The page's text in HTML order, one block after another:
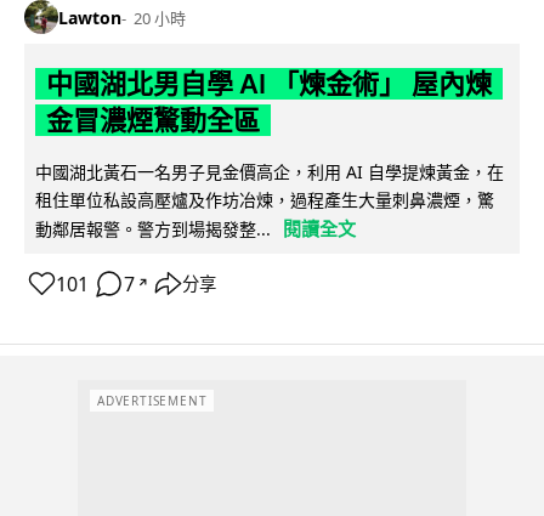
Lawton 20 小時
中國湖北男自學 AI 「煉金術」 屋內煉
金冒濃煙驚動全區
中國湖北黃石一名男子見金價高企，利用 AI 自學提煉黃金，在
租住單位私設高壓爐及作坊冶煉，過程產生大量刺鼻濃煙，驚
動鄰居報警。警方到場揭發整...
閱讀全文
101 7 ↗ 分享
ADVERTISEMENT